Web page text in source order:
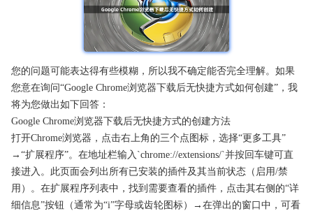
您的问题可能表达得有些模糊，所以我不确定能否完全理解。如果
您意在询问“Google Chrome浏览器下载后无快捷方式如何创建”，我
将为您做出如下回答：
Google Chrome浏览器下载后无快捷方式的创建方法
打开Chrome浏览器，点击右上角的三个点图标，选择“更多工具”
→“扩展程序”。在地址栏输入`chrome://extensions/`并按回车键可直
接进入。此页面会列出所有已安装的插件及其当前状态（启用/禁
用）。在扩展程序列表中，找到需要查看的插件，点击其右侧的“详
细信息”按钮（通常为“i”字母或齿轮图标）→在弹出的窗口中，可看